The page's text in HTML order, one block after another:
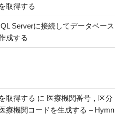
取得する
Serverに接続してデータベース
成する
取得する に 医療機関番号，区分
療機関コードを生成する – Hymn